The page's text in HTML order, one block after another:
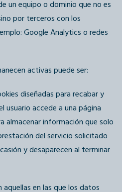
un equipo o dominio que no es
por terceros con los
Google Analytics o redes
activas puede ser:
diseñadas para recabar y
usuario accede a una página
almacenar información que solo
del servicio solicitado
y desaparecen al terminar
aquellas en las que los datos